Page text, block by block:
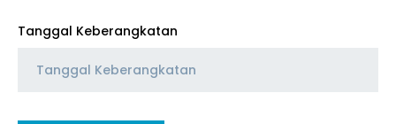
Tanggal Keberangkatan